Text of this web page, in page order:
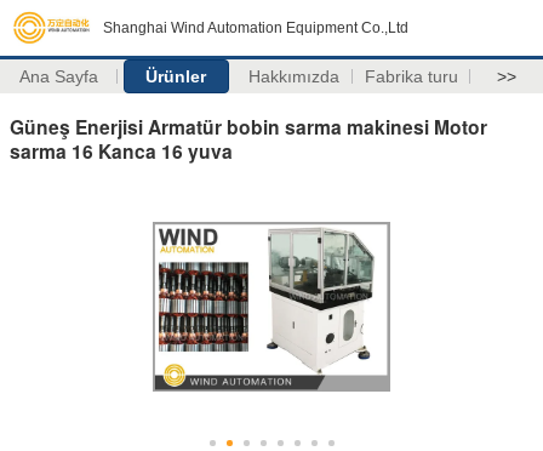
Shanghai Wind Automation Equipment Co.,Ltd
Ana Sayfa Ürünler Hakkımızda Fabrika turu >>
Güneş Enerjisi Armatür bobin sarma makinesi Motor
sarma 16 Kanca 16 yuva